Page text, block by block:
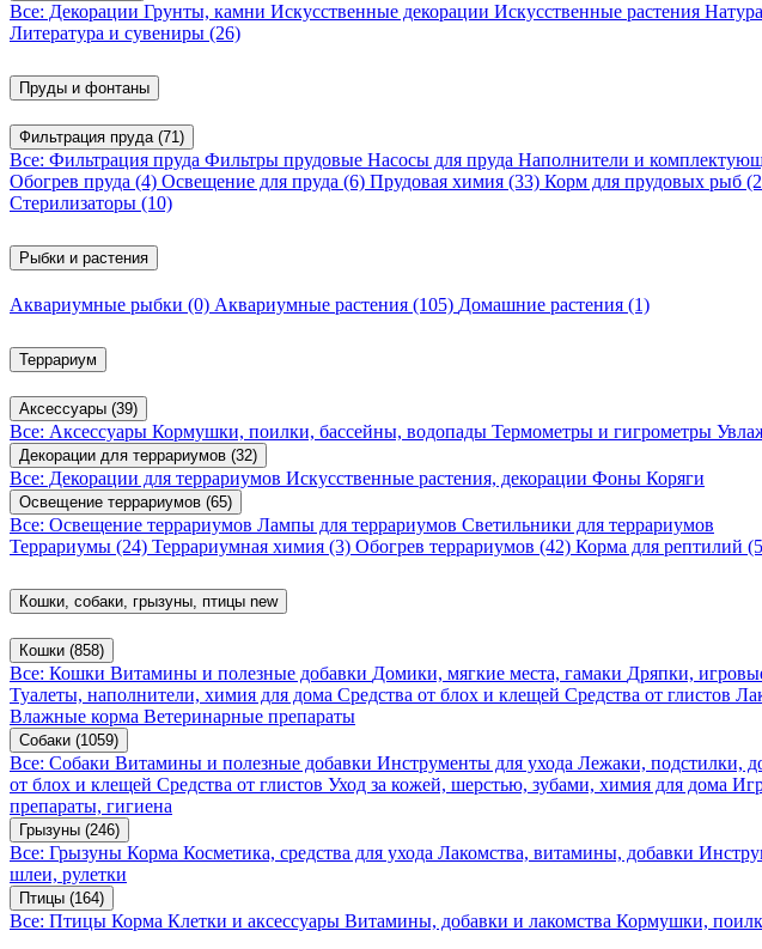
Все: Декорации Грунты, камни Искусственные декорации Искусственные растения
Литература и сувениры (26)
Пруды и фонтаны
Фильтрация пруда (71)
Все: Фильтрация пруда Фильтры прудовые Насосы для пруда Наполнители и
Обогрев пруда (4) Освещение для пруда (6) Прудовая химия (33) Корм для прудовых рыб
Стерилизаторы (10)
Рыбки и растения
Аквариумные рыбки (0) Аквариумные растения (105) Домашние растения (1)
Террариум
Аксессуары (39)
Все: Аксессуары Кормушки, поилки, бассейны, водопады Термометры и гигрометры
Декорации для террариумов (32)
Все: Декорации для террариумов Искусственные растения, декорации Фоны Коряги
Освещение террариумов (65)
Все: Освещение террариумов Лампы для террариумов Светильники для террариумов
Террариумы (24) Террариумная химия (3) Обогрев террариумов (42) Корма для рептилий
Кошки, собаки, грызуны, птицы new
Кошки (858)
Все: Кошки Витамины и полезные добавки Домики, мягкие места, гамаки Дряпки,
Туалеты, наполнители, химия для дома Средства от блох и клещей Средства от глистов
Влажные корма Ветеринарные препараты
Собаки (1059)
Все: Собаки Витамины и полезные добавки Инструменты для ухода Лежаки, подстилки,
от блох и клещей Средства от глистов Уход за кожей, шерстью, зубами, химия для дома
препараты, гигиена
Грызуны (246)
Все: Грызуны Корма Косметика, средства для ухода Лакомства, витамины, добавки
шлеи, рулетки
Птицы (164)
Все: Птицы Корма Клетки и аксессуары Витамины, добавки и лакомства Кормушки,